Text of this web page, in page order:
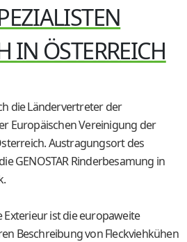
IN ÖSTERREICH
die Ländervertreter der
Europäischen Vereinigung der
Austragungsort des
GENOSTAR Rinderbesamung in
Exterieur ist die europaweite
Beschreibung von Fleckviehkühen